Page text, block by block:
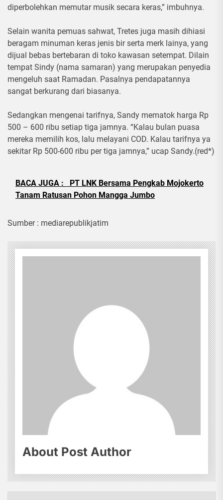
diperbolehkan memutar musik secara keras,” imbuhnya.
Selain wanita pemuas sahwat, Tretes juga masih dihiasi
beragam minuman keras jenis bir serta merk lainya, yang
dijual bebas bertebaran di toko kawasan setempat. Dilain
tempat Sindy (nama samaran) yang merupakan penyedia
mengeluh saat Ramadan. Pasalnya pendapatannya
sangat berkurang dari biasanya.
Sedangkan mengenai tarifnya, Sandy mematok harga Rp
500 – 600 ribu setiap tiga jamnya. “Kalau bulan puasa
mereka memilih kos, lalu melayani COD. Kalau tarifnya ya
sekitar Rp 500-600 ribu per tiga jamnya,” ucap Sandy.(red*)
BACA JUGA :
PT LNK Bersama Pengkab Mojokerto
Tanam Ratusan Pohon Mangga Jumbo
Sumber : mediarepublikjatim
About Post Author